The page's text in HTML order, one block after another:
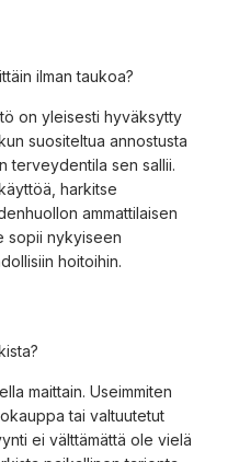
ilman taukoa?
on yleisesti hyväksytty
suositeltua annostusta
terveydentila sen sallii.
harkitse
ammattilaisen
sopii nykyiseen
hoitoihin.
maittain. Useimmiten
tai valtuutetut
ei välttämättä ole vielä